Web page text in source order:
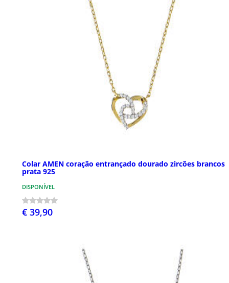
Colar AMEN coração entrançado dourado zircões brancos
prata 925
DISPONÍVEL
€ 39,90